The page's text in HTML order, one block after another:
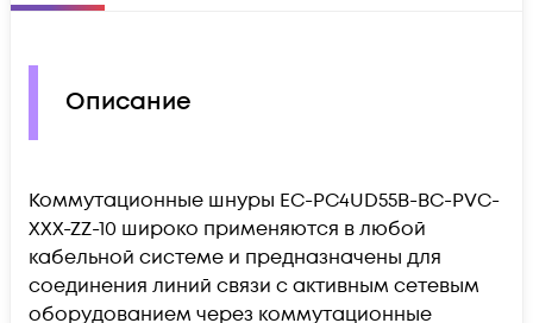
Описание
Коммутационные шнуры EC-PC4UD55B-BC-PVC-
XXX-ZZ-10 широко применяются в любой
кабельной системе и предназначены для
соединения линий связи с активным сетевым
оборудованием через коммутационные